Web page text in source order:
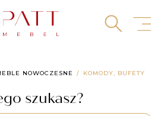
NOWOCZESNE KOMODY, BUFETY​
szukasz?